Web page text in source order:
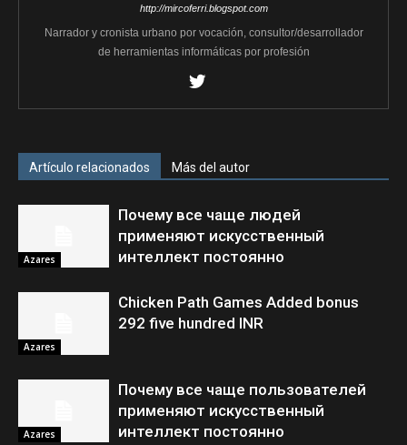
http://mircoferri.blogspot.com
Narrador y cronista urbano por vocación, consultor/desarrollador
de herramientas informáticas por profesión
Artículo relacionados Más del autor
Azares
Почему все чаще людей
применяют искусственный
интеллект постоянно
Azares
Chicken Path Games Added bonus
292 five hundred INR
Azares
Почему все чаще пользователей
применяют искусственный
интеллект постоянно